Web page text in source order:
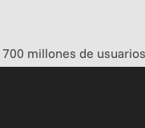
millones de usuarios